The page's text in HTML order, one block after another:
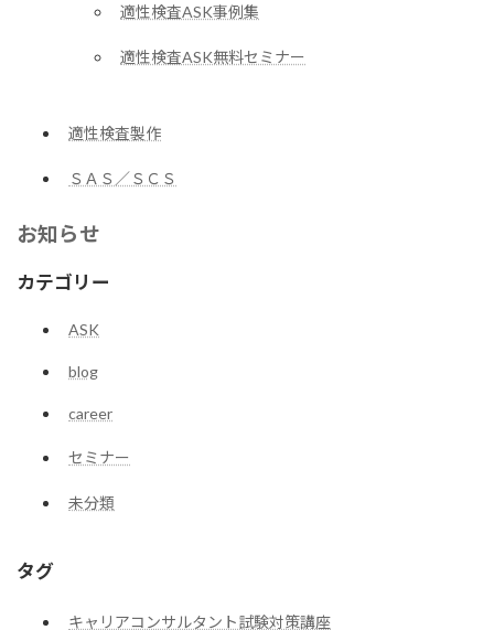
適性検査ASK事例集
適性検査ASK無料セミナー
適性検査製作
ＳＡＳ／ＳＣＳ
お知らせ
カテゴリー
ASK
blog
career
セミナー
未分類
タグ
キャリアコンサルタント試験対策講座